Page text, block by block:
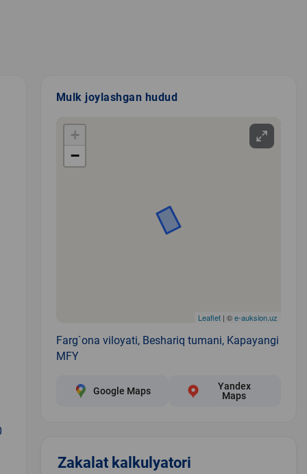
Mulk joylashgan hudud
+
−
Leaflet| ©e-auksion.uz
Farg`ona viloyati, Beshariq tumani, Kapayangi
MFY
Google Maps
Yandex
Maps
Zakalat kalkulyatori